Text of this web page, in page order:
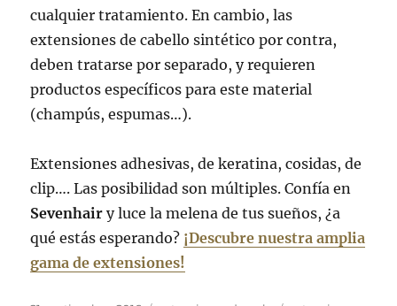
cualquier tratamiento. En cambio, las
extensiones de cabello sintético por contra,
deben tratarse por separado, y requieren
productos específicos para este material
(champús, espumas…).
Extensiones adhesivas, de keratina, cosidas, de
clip…. Las posibilidad son múltiples. Confía en
Sevenhair y luce la melena de tus sueños, ¿a
qué estás esperando? ¡Descubre nuestra amplia
gama de extensiones!